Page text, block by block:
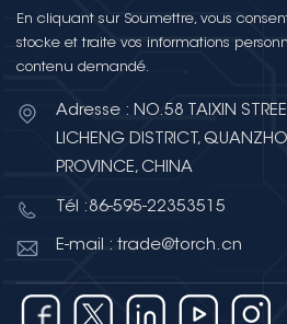
En cliquant sur Soumettre, vous
stocke et traite vos informations
contenu demandé.
Adresse : NO.58 TAIXIN
LICHENG DISTRICT,
PROVINCE, CHINA
Tél :86-595-22353515
E-mail : trade@torch.cn